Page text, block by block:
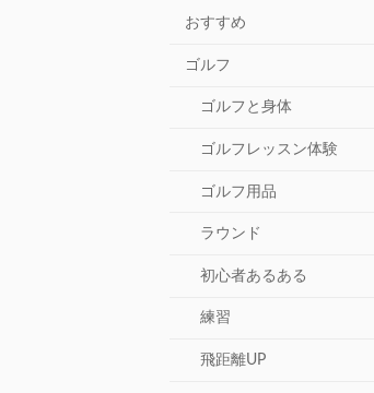
おすすめ
ゴルフ
ゴルフと身体
ゴルフレッスン体験
ゴルフ用品
ラウンド
初心者あるある
練習
飛距離UP